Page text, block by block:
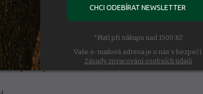
chráničem brady na zip
DWR (trvanlivou vodoodpudivou) úpravou
srážky
CHCI ODEBÍRAT NEWSLETTER
*Platí při nákupu nad 1500 Kč
Vaše e-mailová adresa je u nás v bezpečí.
Zásady zpracování osobních údajů